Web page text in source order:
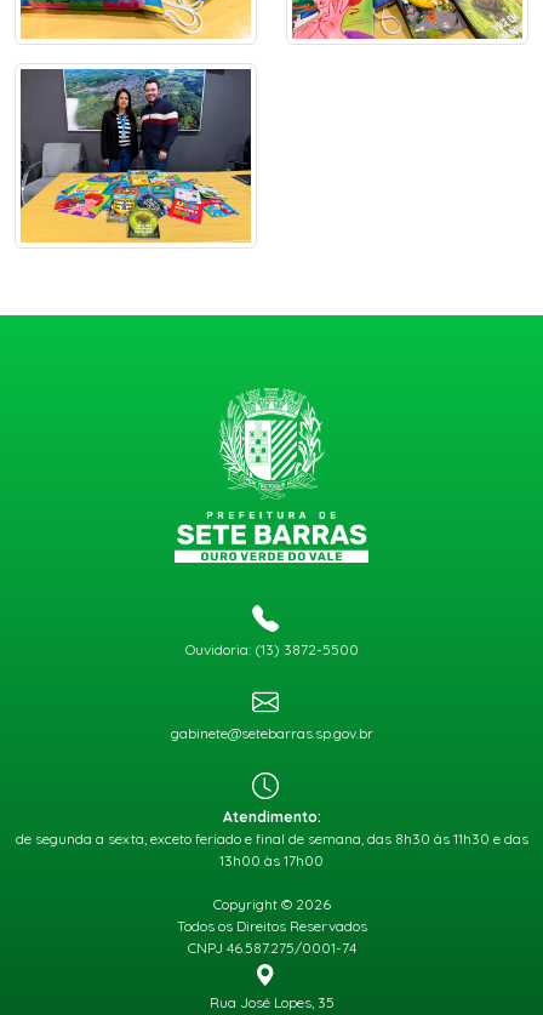
Ouvidoria: (13) 3872-5500
gabinete@setebarras.sp.gov.br
Atendimento:
de segunda a sexta, exceto feriado e final de semana, das 8h30 às 11h30 e das
13h00 às 17h00
Copyright © 2026
Todos os Direitos Reservados
CNPJ 46.587.275/0001-74
Rua José Lopes, 35